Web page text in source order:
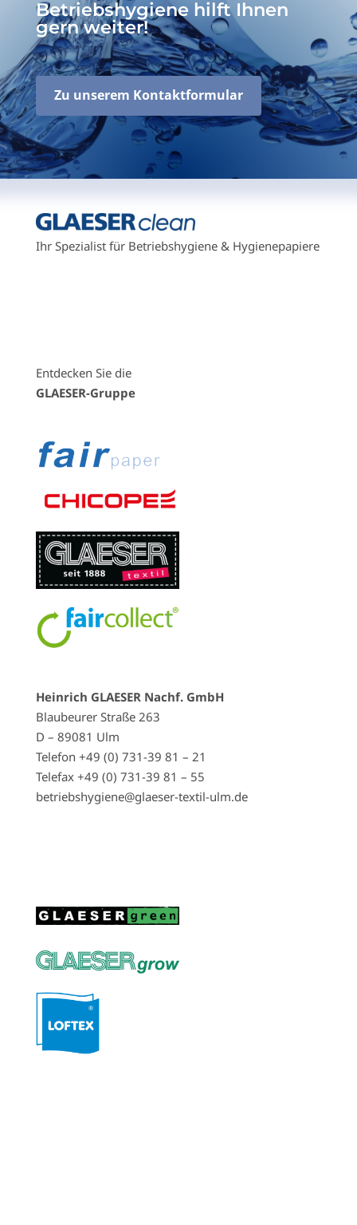
Betriebshygiene hilft Ihnen
gern weiter!
Zu unserem Kontaktformular
Ihr Spezialist für Betriebshygiene & Hygienepapiere
Entdecken Sie die
GLAESER-Gruppe
Heinrich GLAESER Nachf. GmbH
Blaubeurer Straße 263
D – 89081 Ulm
Telefon +49 (0) 731-39 81 – 21
Telefax +49 (0) 731-39 81 – 55
betriebshygiene@glaeser-textil-ulm.de